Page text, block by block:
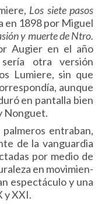
Los siete pasos
en 1898 por Miguel
y muerte de Ntro.
Augier en el año
otra versión
Lumiere, sin que
aunque
en pantalla bien
Nonguet.
entraban,
de la vanguardia
por medio de
en movimien­
espectáculo y una
y XXI.